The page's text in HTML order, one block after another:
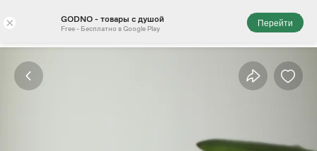
× GODNO - товары с душой
Free - Бесплатно в Google Play
Перейти